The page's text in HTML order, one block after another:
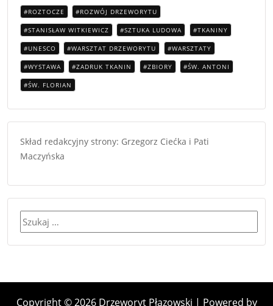
ROZTOCZE ROZWÓJ DRZEWORYTU
STANISŁAW WITKIEWICZ SZTUKA LUDOWA TKANINY
UNESCO WARSZTAT DRZEWORYTU WARSZTATY
WYSTAWA ZADRUK TKANIN ZBIORY ŚW. ANTONI
ŚW. FLORIAN
Skład redakcyjny strony: Grzegorz Ciećka i Pati
Maczyńska
Szukaj:
Copyright © 2026 Drzeworyt Płazowski | Powered by